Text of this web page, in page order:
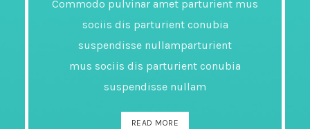
Commodo pulvinar amet parturient mus
sociis dis parturient conubia
suspendisse nullamparturient
mus sociis dis parturient conubia
suspendisse nullam
READ MORE